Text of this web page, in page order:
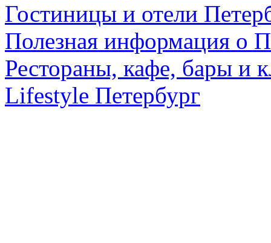
Гостиницы и отели
Полезная информация о
Рестораны, кафе, бары и
Lifestyle Петербург